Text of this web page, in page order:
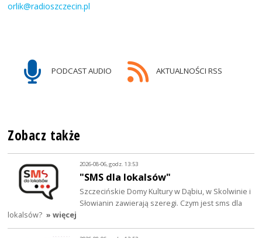
orlik@radioszczecin.pl
PODCAST AUDIO AKTUALNOŚCI RSS
Zobacz także
2026-08-06, godz. 13:53
"SMS dla lokalsów"
Szczecińskie Domy Kultury w Dąbiu, w Skolwinie i
Słowianin zawierają szeregi. Czym jest sms dla
lokalsów? » więcej